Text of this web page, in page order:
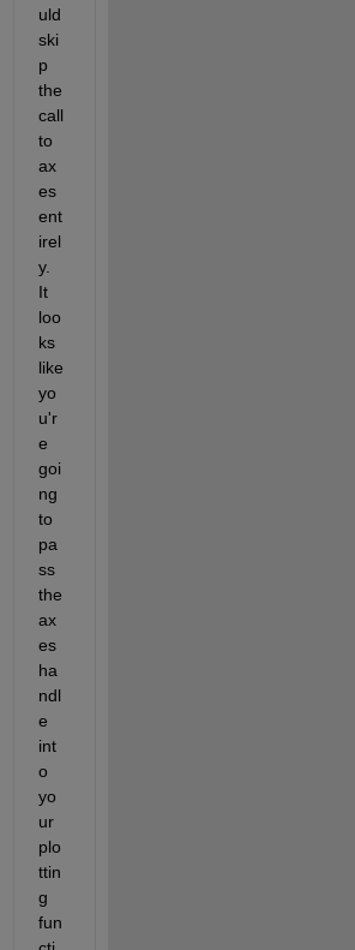
uld
ski
p
the
call
to
ax
es
ent
irel
y.
It
loo
ks
like
yo
u'r
e
goi
ng
to
pa
ss
the
ax
es
ha
ndl
e
int
o
yo
ur
plo
ttin
g
fun